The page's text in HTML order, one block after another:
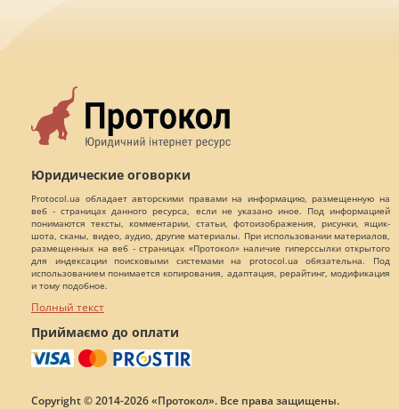
Юридические оговорки
Protocol.ua обладает авторскими правами на информацию, размещенную на
веб - страницах данного ресурса, если не указано иное. Под информацией
понимаются тексты, комментарии, статьи, фотоизображения, рисунки, ящик-
шота, сканы, видео, аудио, другие материалы. При использовании материалов,
размещенных на веб - страницах «Протокол» наличие гиперссылки открытого
для индексации поисковыми системами на protocol.ua обязательна. Под
использованием понимается копирования, адаптация, рерайтинг, модификация
и тому подобное.
Полный текст
Приймаємо до оплати
Copyright © 2014-2026 «Протокол». Все права защищены.